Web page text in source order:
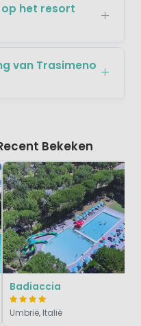
het resort
van Trasimeno
Bekeken
Badiaccia
Umbrië, Italië